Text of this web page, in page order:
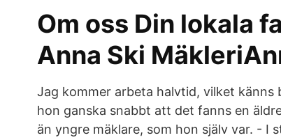
Om oss Din lokala
Anna Ski
Jag kommer arbeta halvtid, vilket känns
hon ganska snabbt att det fanns en
än yngre mäklare, som hon själv var. - I